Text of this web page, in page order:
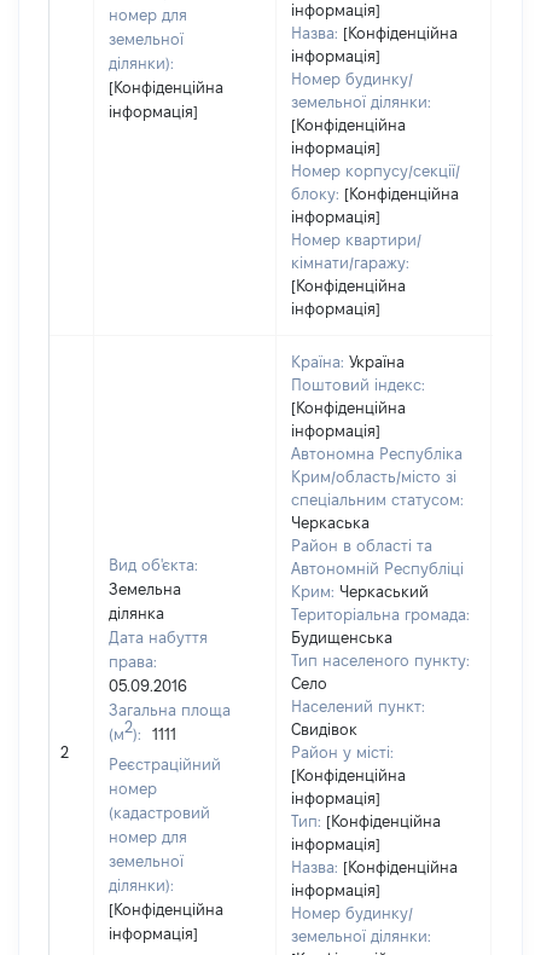
номер для
земельної
ділянки):
[Конфіденційна
інформація]
інформація]
Назва: [Конфіденційна
інформація]
Номер будинку/
земельної ділянки:
[Конфіденційна
інформація]
Номер корпусу/секції/
блоку: [Конфіденційна
інформація]
Номер квартири/
кімнати/гаражу:
[Конфіденційна
інформація]
2
Вид об'єкта:
Земельна
ділянка
Дата набуття
права:
05.09.2016
Загальна площа
(м2):
1111
Реєстраційний
номер
(кадастровий
номер для
земельної
ділянки):
[Конфіденційна
інформація]
Країна: Україна
Поштовий індекс:
[Конфіденційна
інформація]
Автономна Республіка
Крим/область/місто зі
спеціальним статусом:
Черкаська
Район в області та
Автономній Республіці
Крим: Черкаський
Територіальна громада:
Будищенська
Тип населеного пункту:
Село
Населений пункт:
Свидівок
Район у місті:
[Конфіденційна
інформація]
Тип: [Конфіденційна
інформація]
Назва: [Конфіденційна
інформація]
Номер будинку/
земельної ділянки: